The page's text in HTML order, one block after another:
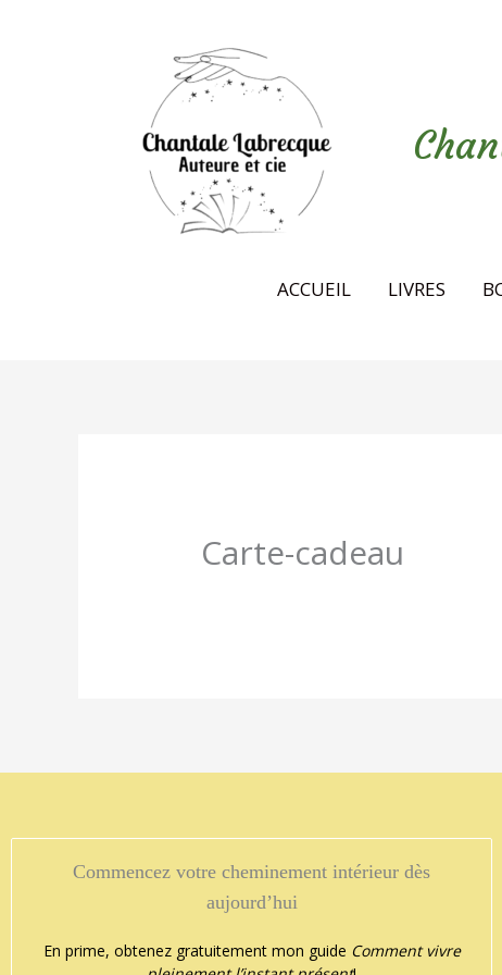
ACCUEIL LIVRES
Carte-cadeau
Commencez votre cheminement intérieur dès
aujourd’hui
En prime, obtenez gratuitement mon guide Comment vivre
dit t'on pas….Que les yeux sont le miroir de l'âme…! Chantale en est